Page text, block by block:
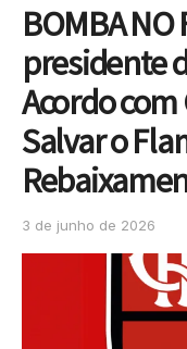
BOMBA NO
presidente
Acordo com
Salvar o
3 de junho de 2026